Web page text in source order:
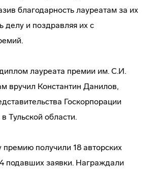
благодарность лауреатам за их
делу и поздравляя их с
лауреата премии им. С.И.
вручил Константин Данилов,
Госкорпорации
Тульской области.
премию получили 18 авторских
подавших заявки. Награждали